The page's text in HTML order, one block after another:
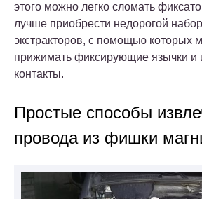
этого можно легко сломать
лучше приобрести недорогой
экстракторов, с помощью которых
прижимать фиксирующие язычки и
контакты.
Простые способы
провода из фишки